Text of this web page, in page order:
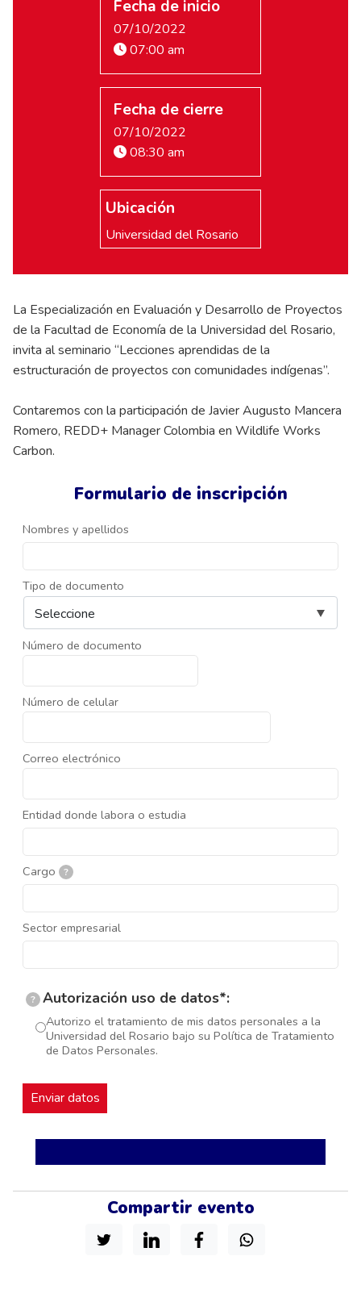
Formulario de inscripción
Nombres y apellidos
Tipo de documento
Número de documento
Número de celular
Correo electrónico
Entidad donde labora o estudia
Cargo ?
Sector empresarial
? Autorización uso de datos*:
Autorizo el tratamiento de mis datos personales a la
Universidad del Rosario bajo su Política de Tratamiento
de Datos Personales.
Compartir evento
Fecha de inicio
07/10/2022
07:00 am
Fecha de cierre
07/10/2022
08:30 am
Ubicación
Universidad del Rosario
La Especialización en Evaluación y Desarrollo de Proyectos
de la Facultad de Economía de la Universidad del Rosario,
invita al seminario “Lecciones aprendidas de la
estructuración de proyectos con comunidades indígenas”.
Contaremos con la participación de Javier Augusto Mancera
Romero, REDD+ Manager Colombia en Wildlife Works
Carbon.